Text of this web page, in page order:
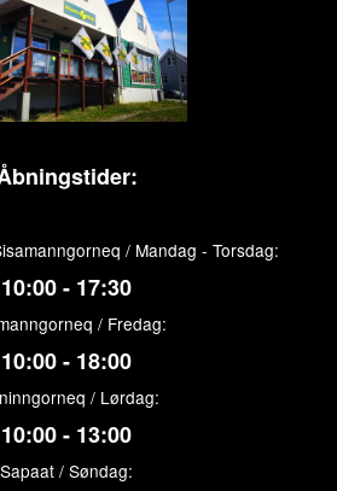
/ Mandag - Torsdag:
10:00 - 17:30
/ Fredag:
10:00 - 18:00
/ Lørdag:
10:00 - 13:00
Sapaat / Søndag: